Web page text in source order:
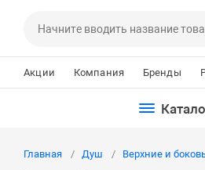
Акции Компания Бренды
Главная Душ Верхние и